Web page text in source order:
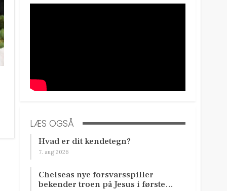
LÆS OGSÅ
Hvad er dit kendetegn?
7. aug 2026
Chelseas nye forsvarsspiller
bekender troen på Jesus i første…